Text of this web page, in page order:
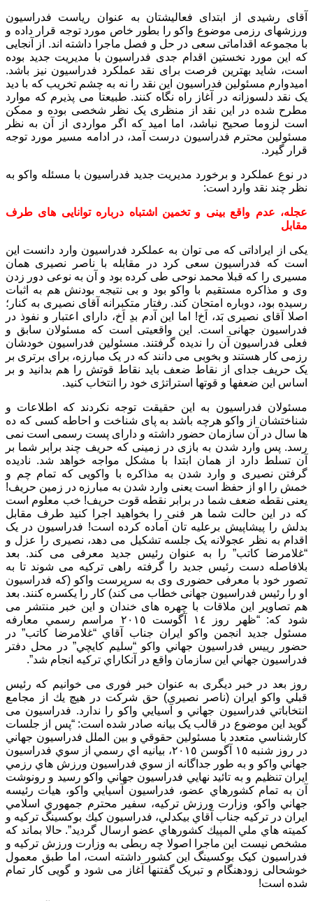
آقای رشیدی از ابتدای فعالیشتان به عنوان ریاست فدراسیون
ورزشهای رزمی موضوع واکو را بطور خاص مورد توجه قرار داده و
با مجموعه اقداماتی سعی در حل و فصل ماجرا داشته اند. از آنجایی
که این مورد نخستین اقدام جدی فدراسیون با مدیریت جدید بوده
است، شاید بهترین فرصت برای نقد عملکرد فدراسیون نیز باشد.
امیدوارم مسئولین فدراسیون این نقد را نه به چشم تخریب که با دید
یک نقد دلسوزانه در آغاز راه نگاه کنند. طبیعتا می پذیرم که موارد
مطرح شده در این نقد از منظری یک نظر شخصی بوده و ممکن
است لزوما صحیح نباشد، اما امید که اگر مواردی از آن به نظر
مسئولین محترم فدراسیون درست آمد، در ادامه مسیر مورد توجه
قرار گیرد.
در نوع عملکرد و برخورد مدیریت جدید فدراسیون با مسئله واکو به
نظر چند نقد وارد است:
عجله، عدم واقع بینی و تخمین اشتباه درباره توانایی های طرف
مقابل
یکی از ایراداتی که می توان به عملکرد فدراسیون وارد دانست این
است که فدراسیون سعی کرد در مقابله با ناصر نصیری همان
مسیری را که قبلا محمد نوحی طی کرده بود و آن به نوعی دور زدن
وی و مذاکره مستقیم با واکو بود و بی نتیجه بودنش هم به اثبات
رسیده بود، دوباره امتحان کند. رفتار متکبرانه آقای نصیری به کنار؛
اصلا آقای نصیری بَد، اَخ! اما این آدم بدِ اَخ، دارای اعتبار و نفوذ در
فدراسیون جهانی است. این واقعیتی است که مسئولان سابق و
فعلی فدراسیون آن را ندیده گرفتند. مسئولین فدراسیون خودشان
رزمی کار هستند و بخوبی می دانند که در یک مبارزه، برای برتری بر
یک حریف جدای از نقاط ضعف باید نقاط قوتش را هم بدانید و بر
اساس این ضعفها و قوتها استراتژی خود را انتخاب کنید.
مسئولان فدراسیون به این حقیقت توجه نکردند که اطلاعات و
شناختشان از واکو هرچه باشد به پای شناخت و احاطه کسی که ده
ها سال در آن سازمان حضور داشته و دارای پست رسمی است نمی
رسد. پس وارد شدن به بازی در زمینی که حریف چند برابر شما بر
آن تسلط دارد از همان ابتدا با مشکل مواجه خواهد شد. نادیده
گرفتن نصیری و وارد شدن به مذاکره با واکویی که تمام چم و
خمش را او از حفظ است یعنی وارد شدن به مبارزه در زمین حریف!
یعنی نقطه ضعف شما در برابر نقطه قوت حریف! خب معلوم است
که در این حالت شما هر فنی را بخواهید اجرا کنید طرف مقابل
بدلش را پیشاپیش برعلیه تان آماده کرده است! فدراسیون در یک
اقدام به نظر عجولانه یک جلسه تشکیل می دهد، نصیری را عزل و
“غلامرضا کاتب” را به عنوان رئیس جدید معرفی می کند. بعد
بلافاصله دست رئیس جدید را گرفته راهی ترکیه می شوند تا به
تصور خود با معرفی حضوری وی به سرپرست واکو (که فدراسیون
او را رئیس فدراسیون جهانی خطاب می کند) کار را یکسره کنند. بعد
هم تصاویر این ملاقات با چهره های خندان و این خبر منتشر می
شود که: “ظهر روز ١٤ آگوست ٢٠١٥ مراسم رسمي معارفه
مسئول جديد انجمن واكو ايران جناب آقاي “غلامرضا كاتب” در
حضور رييس فدراسيون جهاني واكو “سليم كايچي” در محل دفتر
فدراسيون جهاني اين سازمان واقع در آنكاراي تركيه انجام شد”.
روز بعد در خبر دیگری به عنوان خبر فوری می خوانیم که رئيس
قبلي واكو ايران (ناصر نصیری) حق شركت در هيچ يك از مجامع
انتخاباتي فدراسيون جهاني و آسيايي واكو را ندارد. فدراسیون می
گوید این موضوع در قالب یک بیانه صادر شده است: “پس از جلسات
كارشناسي متعدد با مسئولين حقوقي و بين الملل فدراسيون جهاني
در روز شنبه ١٥ آگوسن ٢٠١٥، بيانيه اي رسمي از سوي فدراسيون
جهاني واكو و به طور جداگانه از سوي فدراسيون ورزش هاي رزمي
ايران تنظيم و به تائيد نهايي فدراسيون جهاني واكو رسيد و رونوشت
آن به تمام كشورهاي عضو، فدراسيون آسيايي واكو، هيات رئیسه
جهاني واكو، وزارت ورزش تركيه، سفير محترم جمهوري اسلامي
ايران در تركيه جناب آقاي بيكدلي، فدراسيون كيك بوكسينگ تركيه و
كميته هاي ملي المپيك كشورهاي عضو ارسال گرديد”. حالا بماند که
مشخص نیست این ماجرا اصولا چه ربطی به وزارت ورزش ترکیه و
فدراسیون کیک بوکسینگ این کشور داشته است، اما طبق معمول
خوشحالی زودهنگام و تبریک گفتنها آغاز می شود و گویی کار تمام
شده است!